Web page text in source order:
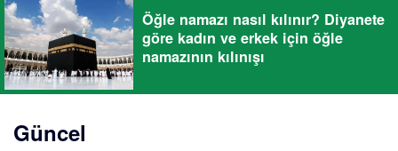
Öğle namazı nasıl kılınır? Diyanete
göre kadın ve erkek için öğle
namazının kılınışı
Güncel